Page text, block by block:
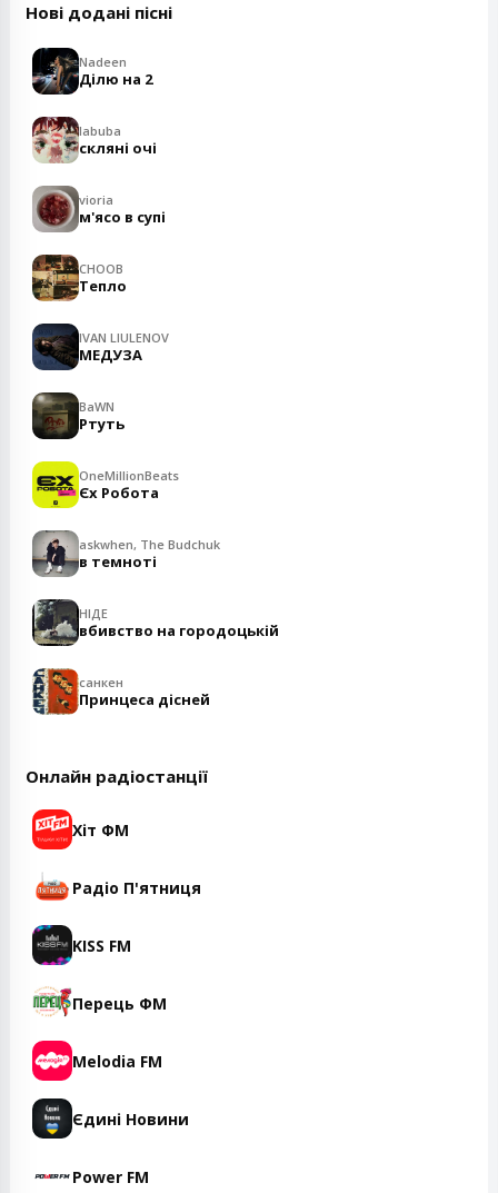
Нові додані пісні
Nadeen
Ділю на 2
labuba
скляні очі
vioria
м'ясо в супі
CHOOB
Тепло
IVAN LIULENOV
МЕДУЗА
BaWN
Ртуть
OneMillionBeats
Єх Робота
askwhen, The Budchuk
в темноті
НІДЕ
вбивство на городоцькій
санкен
Принцеса дісней
Онлайн радіостанції
Хіт ФМ
Радіо П'ятниця
KISS FM
Перець ФМ
Melodia FM
Єдині Новини
Power FM